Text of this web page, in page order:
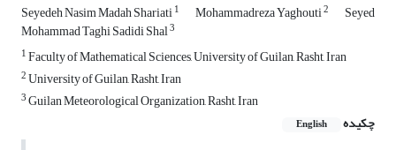
Seyedeh Nasim Madah Shariati1 Mohammadreza Yaghouti2 Seyed
Mohammad Taghi Sadidi Shal3
1Faculty of Mathematical Sciences, University of Guilan, Rasht, Iran
2University of Guilan, Rasht, Iran
3Guilan Meteorological Organization, Rasht, Iran
چکیده
English